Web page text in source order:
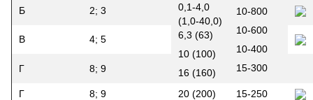
Б 2; 3
0,1-4,0
(1,0-40,0)
6,3 (63)
10 (100)
16 (160)
10-800
10-600
10-400
15-300
В 4; 5
Г 8; 9
Г 8; 9 20 (200) 15-250